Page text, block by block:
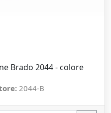
Brado 2044 - colore
2044-B